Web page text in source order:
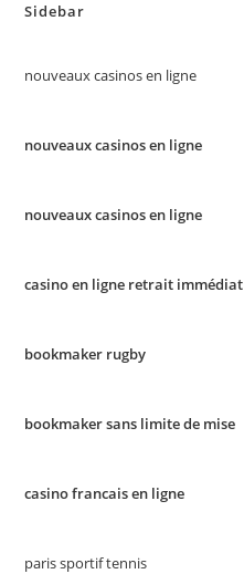
Sidebar
nouveaux casinos en ligne
nouveaux casinos en ligne
nouveaux casinos en ligne
casino en ligne retrait immédiat
bookmaker rugby
bookmaker sans limite de mise
casino francais en ligne
paris sportif tennis